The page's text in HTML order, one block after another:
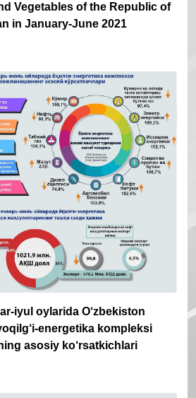
Vegetables of the Republic of
in January-June 2021
iyul oylarida O‘zbekiston
energetika kompleksi
asosiy ko‘rsatkichlari